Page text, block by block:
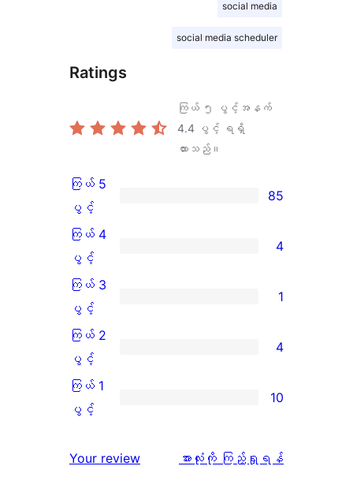
social media
social media scheduler
Ratings
ကြယ် ၅ ပွင့်အနက်
4.4 ပွင့် ရရှိ
ထားသည်။
ကြယ်
5
ပွင့်
အဆင့်
သုံးသပ်
ကြယ် 5
ပွင့်
85
ကြယ်
4
ပွင့်
အဆင့်
သုံးသပ်
ကြယ် 4
ပွင့်
4
ကြယ်
3
ပွင့်
အဆင့်
သုံးသပ်
ကြယ် 3
ပွင့်
1
ကြယ်
2
ပွင့်
သုံးသပ်
ကြယ် 2
ပွင့်
4
ကြယ်
ပွင့်
ကြယ် 1
ပွင့်
10
Your review
သုံးသပ်
အားလုံးကို ကြည့်ရှုရန်